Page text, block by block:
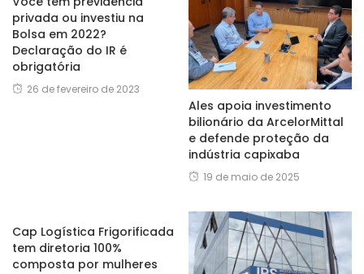
privada ou investiu na
Bolsa em 2022?
Declaração do IR é
obrigatória
26 de fevereiro de 2023
Ales apoia investimento
bilionário da ArcelorMittal
e defende proteção da
indústria capixaba
19 de maio de 2025
Cap Logística Frigorificada
tem diretoria 100%
composta por mulheres